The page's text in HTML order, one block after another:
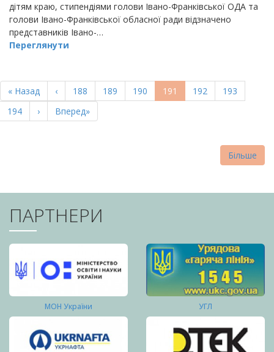
дітям краю, стипендіями голови Івано-Франківської ОДА та
голови Івано-Франківської обласної ради відзначено
представників Івано-…
Переглянути
НА
СТОРІНКИ
Перша
сторінка
« Назад
Попередня
сторінка
‹ Page
188 Page
189 Page
190
Поточна
сторінка
191 Page
192 Page
193
Page
194
Наступна
сторінка
›
Остання
сторінка
Вперед»
Більше
ПАРТНЕРИ
МОН України УГЛ